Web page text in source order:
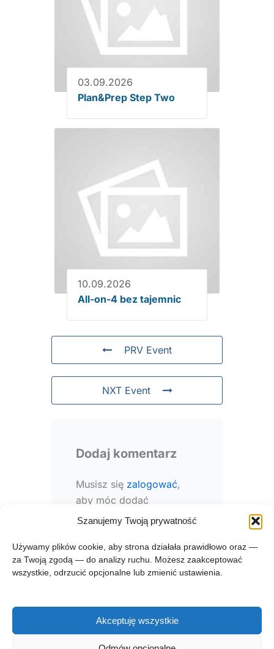
Szanujemy Twoją prywatność
Używamy plików cookie, aby strona działała prawidłowo oraz —
za Twoją zgodą — do analizy ruchu. Możesz zaakceptować
wszystkie, odrzucić opcjonalne lub zmienić ustawienia.
Akceptuję wszystkie
03.09.2026
Plan&Prep Step Two
10.09.2026
All-on-4 bez tajemnic
PRV Event
NXT Event
Dodaj komentarz
Musisz się zalogować,
aby móc dodać
komentarz.
Prawa autorskie © 2026 zgłębnik.pl